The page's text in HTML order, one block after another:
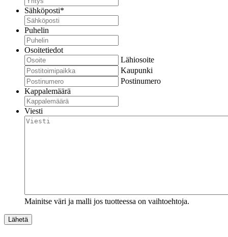
Sähköposti*
Puhelin
Osoitetiedot
Lähiosoite
Kaupunki
Postinumero
Kappalemäärä
Viesti
Mainitse väri ja malli jos tuotteessa on vaihtoehtoja.